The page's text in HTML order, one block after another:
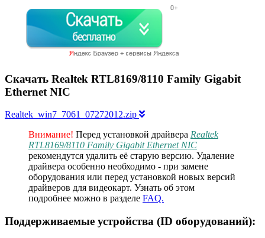
Скачать Realtek RTL8169/8110 Family Gigabit
Ethernet NIC
Realtek_win7_7061_07272012.zip
Внимание! Перед установкой драйвера Realtek
RTL8169/8110 Family Gigabit Ethernet NIC
рекомендутся удалить её старую версию. Удаление
драйвера особенно необходимо - при замене
оборудования или перед установкой новых версий
драйверов для видеокарт. Узнать об этом
подробнее можно в разделе FAQ.
Поддерживаемые устройства (ID оборудований):